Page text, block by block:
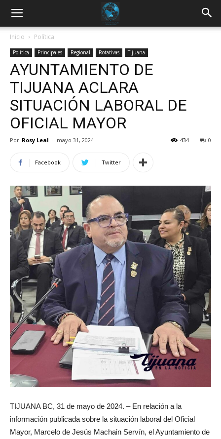
Inicio Política
Política Principales Regional Rotativas Tijuana
AYUNTAMIENTO DE
TIJUANA ACLARA
SITUACIÓN LABORAL DE
OFICIAL MAYOR
Por Rosy Leal - mayo 31, 2024 0
434
Facebook Twitter
TIJUANA BC, 31 de mayo de 2024. – En relación a la
información publicada sobre la situación laboral del Oficial
Mayor, Marcelo de Jesús Machain Servín, el Ayuntamiento de